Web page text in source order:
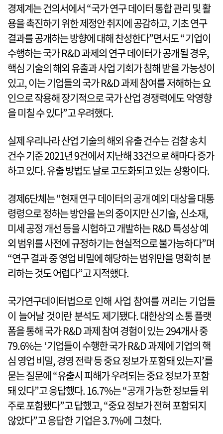
경제계는 건의서에서 “국가 연구 데이터 통합 관리 및 활
용을 촉진하기 위한 제정안 취지에 공감하고, 기초 연구
결과를 공개하는 방향에 대해 찬성한다”면서도 “기업이
수행하는 국가 R&D 과제의 연구 데이터가 공개될 경우,
핵심 기술의 해외 유출과 사업 기회가 침해 받을 가능성이
있고, 이는 기업들의 국가 R&D 과제 참여를 저해하는 요
인으로 작용해 장기적으로 국가 산업 경쟁력에도 악영향
을 미칠 수 있다”고 우려했다.
실제 우리나라 산업 기술의 해외 유출 건수는 검찰 송치
건수 기준 2021년 9건에서 지난해 33건으로 해마다 증가
하고 있다. 유출 방법도 날로 고도화되고 있는 상황이다.
경제6단체는 “현재 연구 데이터의 공개 예외 대상을 대통
령령으로 정하는 방안을 논의 중이지만 신기술, 신소재,
미세 공정 개선 등을 시험하고 개발하는 R&D 특성상 예
외 범위를 사전에 규정하기는 현실적으로 불가능하다”며
“연구 결과 중 영업 비밀에 해당하는 범위만을 명확히 분
리하는 것도 어렵다”고 지적했다.
국가연구데이터법으로 인해 사업 참여를 꺼리는 기업들
이 늘어날 것이란 분석도 제기됐다. 대한상의 소통 플랫
폼을 통해 국가 R&D 과제 참여 경험이 있는 294개사 중
79.6%는 ‘기업들이 수행한 국가 R&D 과제에 기업의 핵
심 영업 비밀, 경영 전략 등 중요 정보가 포함돼 있는지’를
묻는 질문에 “유출시 피해가 우려되는 중요 정보가 포함
돼 있다”고 응답했다. 16.7%는 “공개 가능한 정보들 위
주로 포함됐다”고 답했고, “중요 정보가 전혀 포함되지
않았다”고 응답한 기업은 3.7%에 그쳤다.